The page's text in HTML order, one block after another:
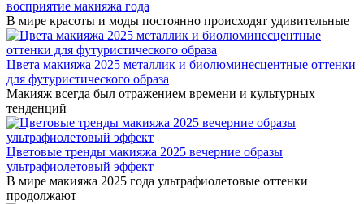
восприятие макияжа года
В мире красоты и моды постоянно происходят удивительные
Цвета макияжа 2025 металлик и биолюминесцентные оттенки
для футуристического образа
Макияж всегда был отражением времени и культурных
тенденций
Цветовые тренды макияжа 2025 вечерние образы
ультрафиолетовый эффект
В мире макияжа 2025 года ультрафиолетовые оттенки
продолжают